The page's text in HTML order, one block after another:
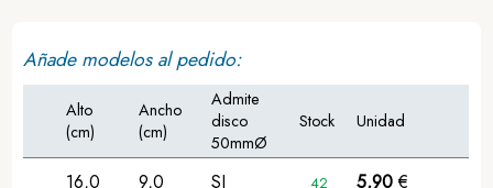
Añade modelos al pedido:
Alto
(cm)
Ancho
(cm)
Admite
disco
50mmØ
Stock Unidad
16,0 9,0 SI 42 5,90€